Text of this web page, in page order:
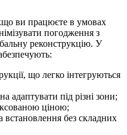
ви працюєте в умовах
погодження з
реконструкцію. У
що легко інтегруються
адаптувати під різні зони;
ціною;
без складних